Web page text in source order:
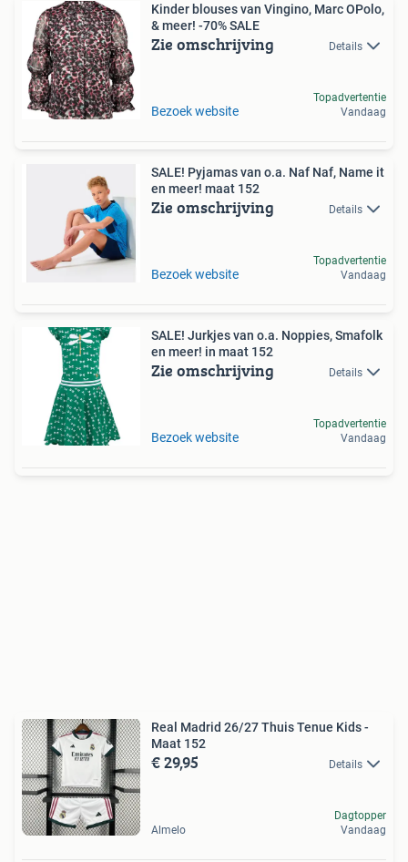
Kinder blouses van Vingino, Marc OPolo,
& meer! -70% SALE
Zie omschrijving Details
Bezoek website
Topadvertentie
Vandaag
SALE! Pyjamas van o.a. Naf Naf, Name it
en meer! maat 152
Zie omschrijving Details
Bezoek website
Topadvertentie
Vandaag
SALE! Jurkjes van o.a. Noppies, Smafolk
en meer! in maat 152
Zie omschrijving Details
Bezoek website
Topadvertentie
Vandaag
Real Madrid 26/27 Thuis Tenue Kids -
Maat 152
€ 29,95 Details
Almelo
Dagtopper
Vandaag